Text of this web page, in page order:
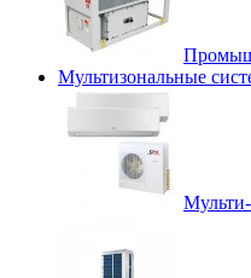
Мультизональные